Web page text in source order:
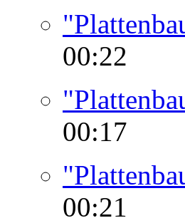
00:22
00:17
00:21